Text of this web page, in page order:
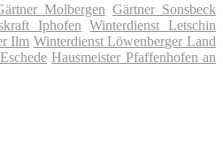
Molbergen Gärtner Sonsbeck
Iphofen
Winterdienst Letschin
Ilm Winterdienst Löwenberger Land
Hausmeister Pfaffenhofen an